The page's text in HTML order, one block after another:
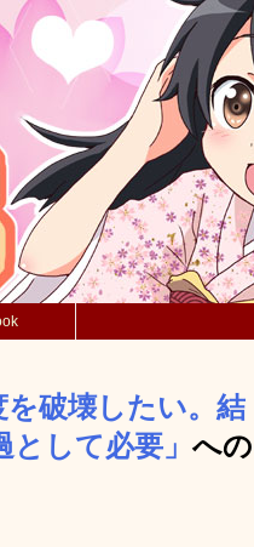
を破壊したい。結
して必要」 への